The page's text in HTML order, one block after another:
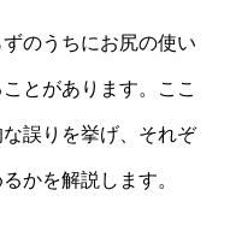
のうちにお尻の使い
とがあります。ここ
誤りを挙げ、それぞ
かを解説します。